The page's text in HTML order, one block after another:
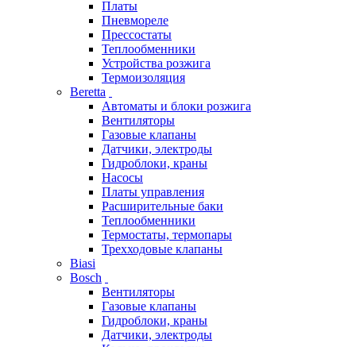
Платы
Пневмореле
Прессостаты
Теплообменники
Устройства розжига
Термоизоляция
Beretta
Автоматы и блоки розжига
Вентиляторы
Газовые клапаны
Датчики, электроды
Гидроблоки, краны
Насосы
Платы управления
Расширительные баки
Теплообменники
Термостаты, термопары
Трехходовые клапаны
Biasi
Bosch
Вентиляторы
Газовые клапаны
Гидроблоки, краны
Датчики, электроды